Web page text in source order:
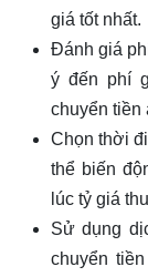
giá tốt nhất.
Đánh giá
ý đến phí
chuyển tiền
Chọn thời
thể biến
lúc tỷ giá
Sử dụng
chuyển